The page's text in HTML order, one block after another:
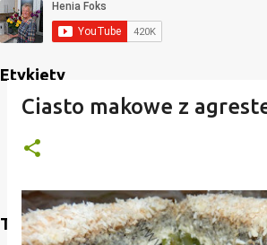
Etykiety
Translate
Ciasto makowe z